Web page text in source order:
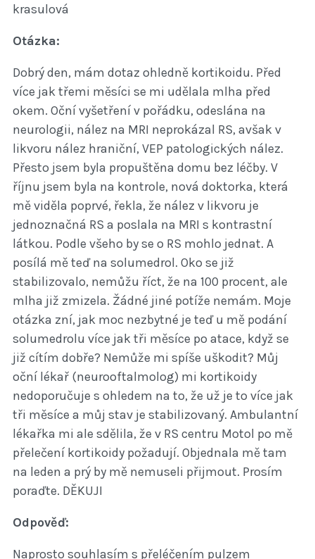
krasulová
Otázka:
Dobrý den, mám dotaz ohledně kortikoidu. Před
více jak třemi měsíci se mi udělala mlha před
okem. Oční vyšetření v pořádku, odeslána na
neurologii, nález na MRI neprokázal RS, avšak v
likvoru nález hraniční, VEP patologických nález.
Přesto jsem byla propuštěna domu bez léčby. V
říjnu jsem byla na kontrole, nová doktorka, která
mě viděla poprvé, řekla, že nález v likvoru je
jednoznačná RS a poslala na MRI s kontrastní
látkou. Podle všeho by se o RS mohlo jednat. A
posílá mě teď na solumedrol. Oko se již
stabilizovalo, nemůžu říct, že na 100 procent, ale
mlha již zmizela. Žádné jiné potíže nemám. Moje
otázka zní, jak moc nezbytné je teď u mě podání
solumedrolu více jak tři měsíce po atace, když se
již cítím dobře? Nemůže mi spíše uškodit? Můj
oční lékař (neurooftalmolog) mi kortikoidy
nedoporučuje s ohledem na to, že už je to více jak
tři měsíce a můj stav je stabilizovaný. Ambulantní
lékařka mi ale sdělila, že v RS centru Motol po mě
přelečení kortikoidy požadují. Objednala mě tam
na leden a prý by mě nemuseli přijmout. Prosím
poraďte. DĚKUJI
Odpověď:
Naprosto souhlasím s přeléčením pulzem